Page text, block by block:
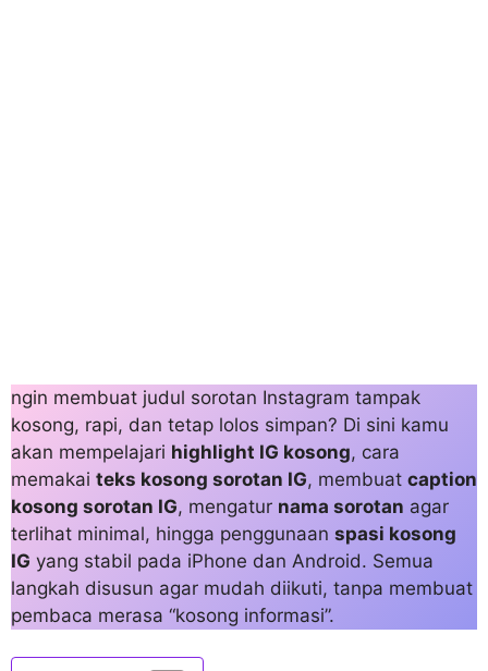
ngin membuat judul sorotan Instagram tampak
kosong, rapi, dan tetap lolos simpan? Di sini kamu
akan mempelajari highlight IG kosong, cara
memakai teks kosong sorotan IG, membuat caption
kosong sorotan IG, mengatur nama sorotan agar
terlihat minimal, hingga penggunaan spasi kosong
IG yang stabil pada iPhone dan Android. Semua
langkah disusun agar mudah diikuti, tanpa membuat
pembaca merasa “kosong informasi”.